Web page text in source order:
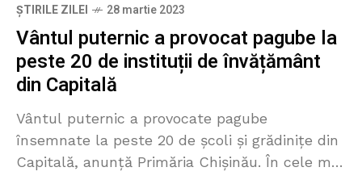
ȘTIRILE ZILEI 28 martie 2023
Vântul puternic a provocat pagube la
peste 20 de instituții de învățământ
din Capitală
Vântul puternic a provocate pagube
însemnate la peste 20 de școli și grădinițe din
Capitală, anunță Primăria Chișinău. În cele mai